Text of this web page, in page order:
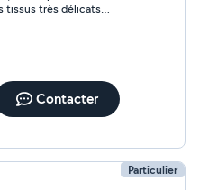
tissus très délicats
comme vous. C'est
faire car il est de plus
et de bons conseils! A très bientôt.
Contacter
Particulier